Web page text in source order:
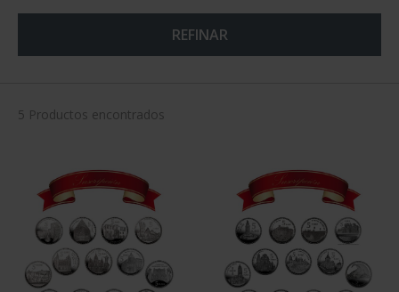
REFINAR
5 Productos encontrados